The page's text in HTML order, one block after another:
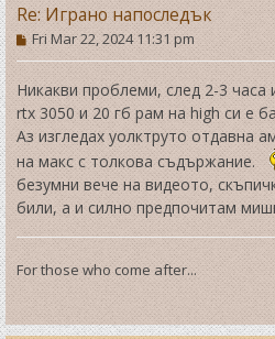
Re: Играно напоследък
P
o
s
t
Fri Mar 22, 2024 11:31 pm
Никакви проблеми, след 2-3 часа
rtx 3050 и 20 гб рам на high си е
Аз изгледах уолктруто отдавна
на макс с толкова съдържание.
безумни вече на видеото,
били, а и силно предпочитам
For those who come after...